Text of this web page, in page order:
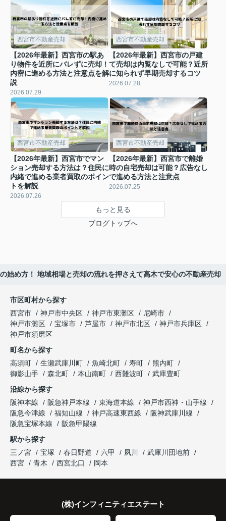
西宮市不動産売却
【2026年最新】西宮市の駅あ
り物件を近所にバレずに売却！
内密に進める方法と注意点を解
説
2026.07.29
西宮市不動産売却
【2026年最新】西宮市の戸建
て売却は内覧なしで可能？近所
に知られず早期売却するコツ
2026.07.28
西宮市不動産売却
【2026年最新】西宮市でマン
ション売却する方法は？住民に
内緒で進める業者買取のポイン
トを解説
2026.07.26
西宮市不動産売却
【2026年最新】西宮市で離婚
時の自宅売却は可能？広告なし
で進める方法と注意点
2026.07.25
もっと見る
ブログトップへ
始め方！ 地域相場と売却の流れを押さえて高木で安心の不動産売却
市区町村から探す
西宮市
神戸市中央区 神戸市東灘区
尼崎市
神戸市灘区
宝塚市 芦屋市 神戸市北区
神戸市兵庫区
神戸市須磨区
町名から探す
高須町
生瀬武庫川町 魚崎北町 寿町
熊内町
御影山手
森北町 本山南町 西難波町
武庫豊町
沿線から探す
阪神本線
阪急神戸本線 東海道本線
神戸市西神・山手線
阪急今津線
福知山線 神戸高速東西線
阪神武庫川線
阪急宝塚本線
阪急甲陽線
駅から探す
三ノ宮
宝塚 春日野道 六甲 夙川
武庫川団地前
西宮
青木 西宮北口 岡本
(株)インフィニティエステート